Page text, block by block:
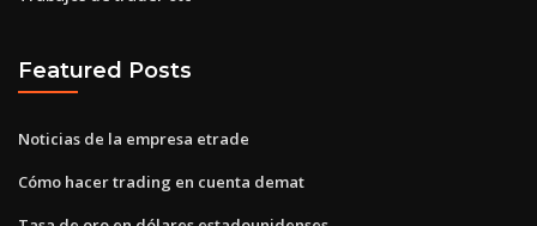
Featured Posts
Noticias de la empresa etrade
Cómo hacer trading en cuenta demat